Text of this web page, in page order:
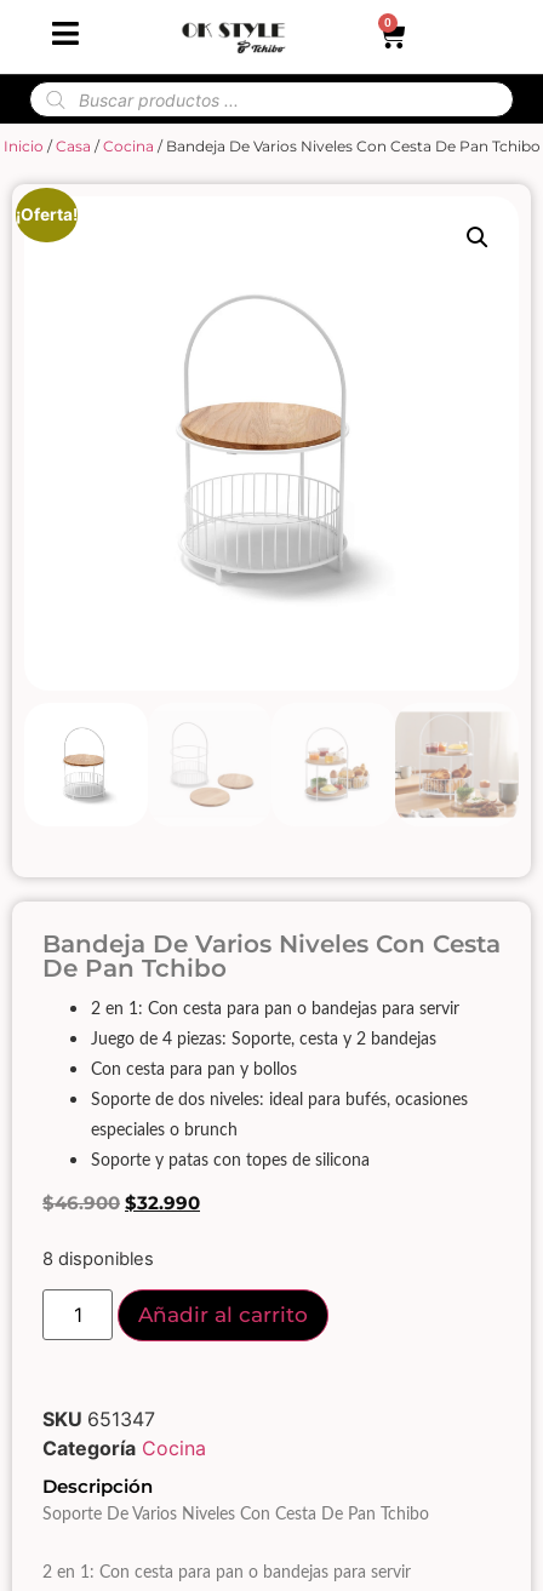
0
Inicio /Casa /Cocina / Bandeja De Varios Niveles Con Cesta De Pan Tchibo
¡Oferta!
Bandeja De Varios Niveles Con Cesta
De Pan Tchibo
2 en 1: Con cesta para pan o bandejas para servir
Juego de 4 piezas: Soporte, cesta y 2 bandejas
Con cesta para pan y bollos
Soporte de dos niveles: ideal para bufés, ocasiones
especiales o brunch
Soporte y patas con topes de silicona
$46.900 $32.990
8 disponibles
Añadir al carrito
SKU 651347
Categoría Cocina
Descripción
Soporte De Varios Niveles Con Cesta De Pan Tchibo
2 en 1: Con cesta para pan o bandejas para servir